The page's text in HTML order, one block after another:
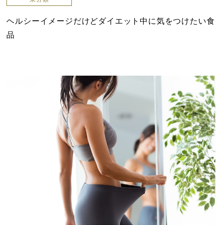
ヘルシーイメージだけどダイエット中に気をつけたい食
品